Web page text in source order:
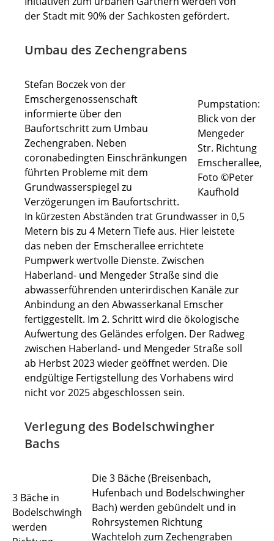
der Stadt mit 90% der Sachkosten gefördert.
Umbau des Zechengrabens
Pumpstation:
Blick von der
Mengeder
Str. Richtung
Emscherallee,
Foto ©Peter
Kaufhold
Stefan Boczek von der
Emschergenossenschaft
informierte über den
Baufortschritt zum Umbau
Zechengraben. Neben
coronabedingten Einschränkungen
führten Probleme mit dem
Grundwasserspiegel zu
Verzögerungen im Baufortschritt.
In kürzesten Abständen trat Grundwasser in 0,5
Metern bis zu 4 Metern Tiefe aus. Hier leistete
das neben der Emscherallee errichtete
Pumpwerk wertvolle Dienste. Zwischen
Haberland- und Mengeder Straße sind die
abwasserführenden unterirdischen Kanäle zur
Anbindung an den Abwasserkanal Emscher
fertiggestellt. Im 2. Schritt wird die ökologische
Aufwertung des Geländes erfolgen. Der Radweg
zwischen Haberland- und Mengeder Straße soll
ab Herbst 2023 wieder geöffnet werden. Die
endgültige Fertigstellung des Vorhabens wird
nicht vor 2025 abgeschlossen sein.
Verlegung des Bodelschwingher
Bachs
3 Bäche in
Bodelschwingh
werden
Die 3 Bäche (Breisenbach,
Hufenbach und Bodelschwingher
Bach) werden gebündelt und in
Rohrsystemen Richtung
Wachteloh zum Zechengraben